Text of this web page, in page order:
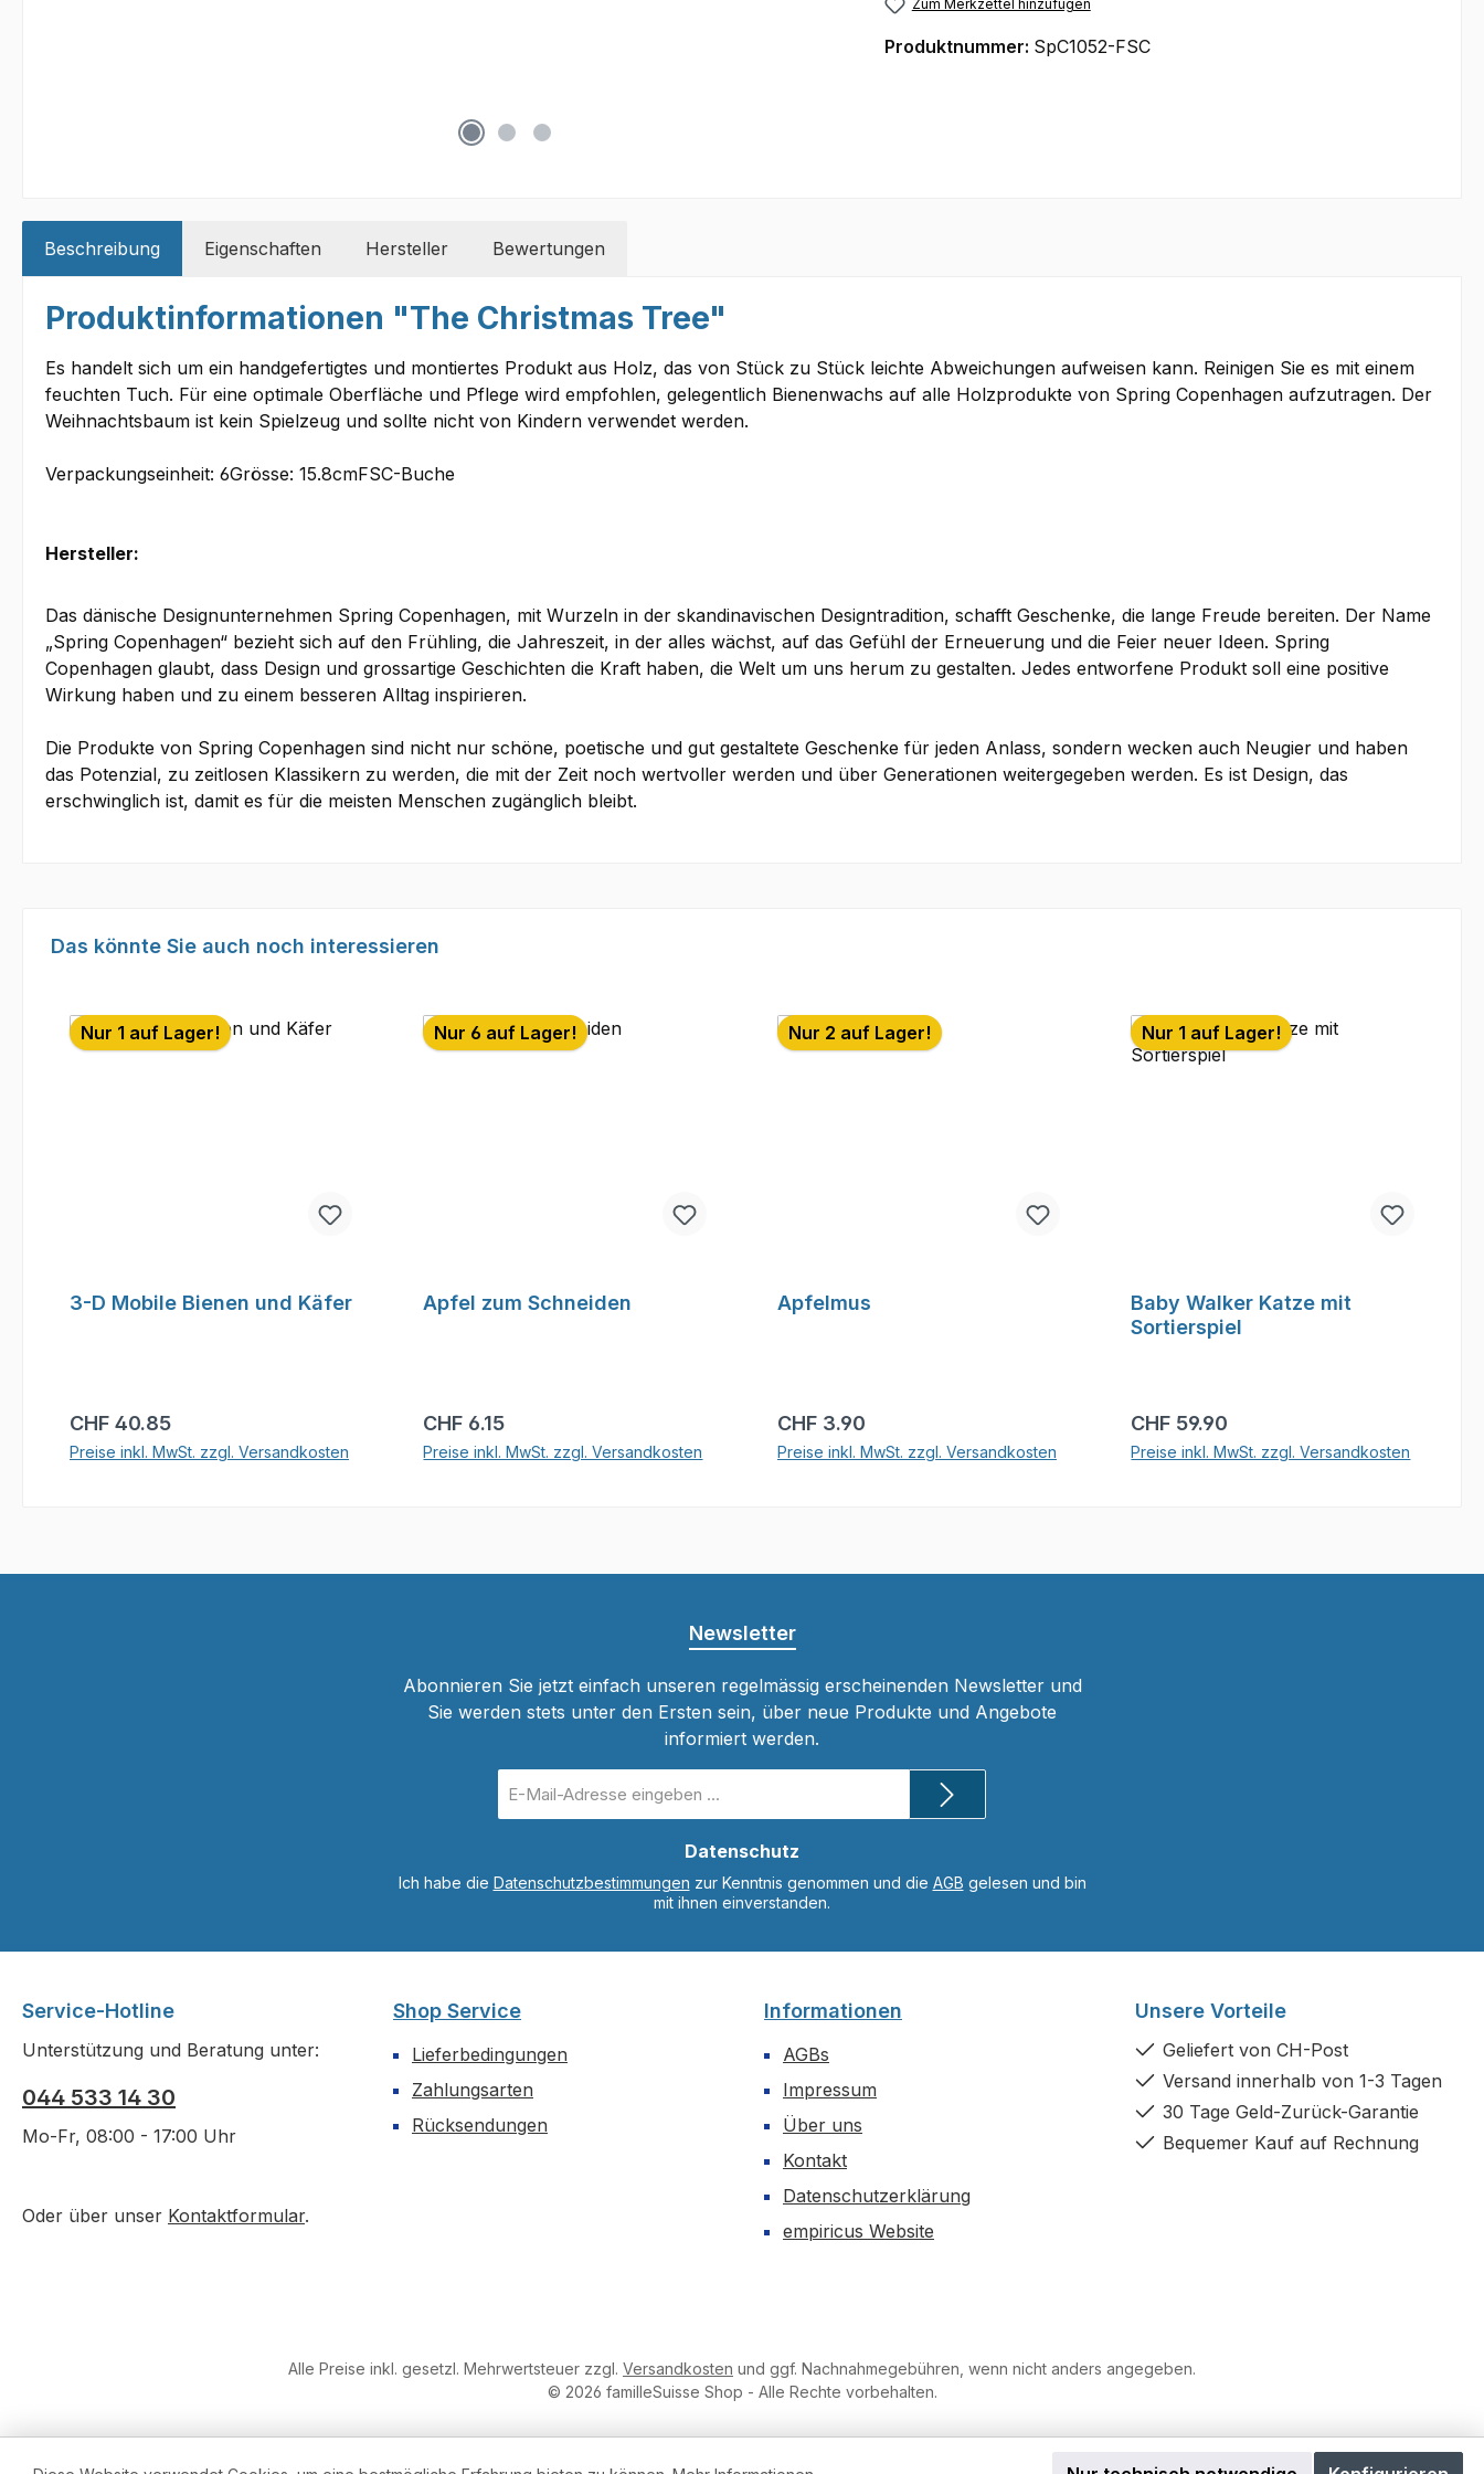
Zum Merkzettel hinzufügen
Produktnummer: SpC1052-FSC
Beschreibung Eigenschaften Hersteller Bewertungen
Produktinformationen "The Christmas Tree"
Es handelt sich um ein handgefertigtes und montiertes Produkt aus Holz, das von Stück zu Stück leichte Abweichungen aufweisen kann. Reinigen Sie es mit einem
feuchten Tuch. Für eine optimale Oberfläche und Pflege wird empfohlen, gelegentlich Bienenwachs auf alle Holzprodukte von Spring Copenhagen aufzutragen. Der
Weihnachtsbaum ist kein Spielzeug und sollte nicht von Kindern verwendet werden.
Verpackungseinheit: 6Grösse: 15.8cmFSC-Buche
Hersteller:
Das dänische Designunternehmen Spring Copenhagen, mit Wurzeln in der skandinavischen Designtradition, schafft Geschenke, die lange Freude bereiten. Der Name
„Spring Copenhagen“ bezieht sich auf den Frühling, die Jahreszeit, in der alles wächst, auf das Gefühl der Erneuerung und die Feier neuer Ideen. Spring
Copenhagen glaubt, dass Design und grossartige Geschichten die Kraft haben, die Welt um uns herum zu gestalten. Jedes entworfene Produkt soll eine positive
Wirkung haben und zu einem besseren Alltag inspirieren.
Die Produkte von Spring Copenhagen sind nicht nur schöne, poetische und gut gestaltete Geschenke für jeden Anlass, sondern wecken auch Neugier und haben
das Potenzial, zu zeitlosen Klassikern zu werden, die mit der Zeit noch wertvoller werden und über Generationen weitergegeben werden. Es ist Design, das
erschwinglich ist, damit es für die meisten Menschen zugänglich bleibt.
Produktgalerie überspringen
Das könnte Sie auch noch interessieren
Nur 1 auf Lager!
3-D Mobile Bienen und Käfer
Regulärer Preis:
CHF 40.85
Preise inkl. MwSt. zzgl. Versandkosten
Nur 6 auf Lager!
Apfel zum Schneiden
Regulärer Preis:
CHF 6.15
Preise inkl. MwSt. zzgl. Versandkosten
Nur 2 auf Lager!
Apfelmus
Regulärer Preis:
CHF 3.90
Preise inkl. MwSt. zzgl. Versandkosten
Nur 1 auf Lager!
Baby Walker Katze mit
Sortierspiel
Regulärer Preis:
CHF 59.90
Preise inkl. MwSt. zzgl. Versandkosten
Newsletter
Abonnieren Sie jetzt einfach unseren regelmässig erscheinenden Newsletter und
Sie werden stets unter den Ersten sein, über neue Produkte und Angebote
informiert werden.
Mail-
Adresse
Datenschutz
Ich habe die Datenschutzbestimmungen zur Kenntnis genommen und die AGB gelesen und bin
mit ihnen einverstanden.
Service-Hotline
Unterstützung und Beratung unter:
044 533 14 30
Mo-Fr, 08:00 - 17:00 Uhr
Oder über unser Kontaktformular.
Shop Service
Lieferbedingungen
Zahlungsarten
Rücksendungen
Informationen
AGBs
Impressum
Über uns
Kontakt
Datenschutzerklärung
empiricus Website
Unsere Vorteile
Geliefert von CH-Post
Versand innerhalb von 1-3 Tagen
30 Tage Geld-Zurück-Garantie
Bequemer Kauf auf Rechnung
Alle Preise inkl. gesetzl. Mehrwertsteuer zzgl. Versandkosten und ggf. Nachnahmegebühren, wenn nicht anders angegeben.
© 2026 familleSuisse Shop - Alle Rechte vorbehalten.